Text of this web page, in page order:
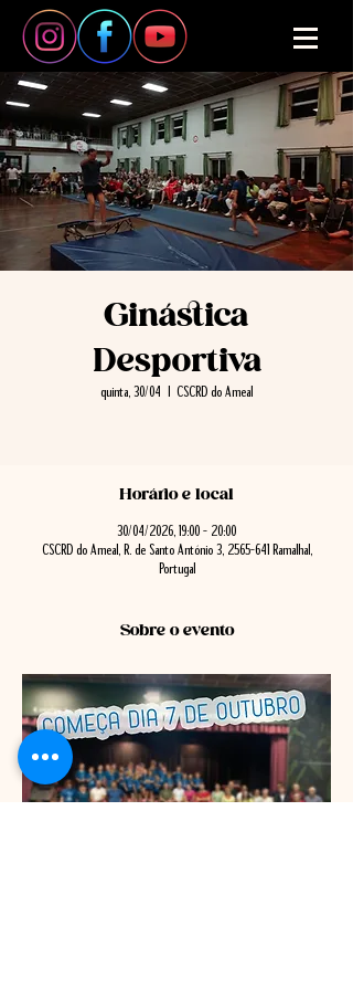
Ginástica
Desportiva
quinta, 30/04 CSCRD do Ameal
Horário e local
30/04/2026, 19:00 – 20:00
CSCRD do Ameal, R. de Santo António 3, 2565-641 Ramalhal,
Portugal
Sobre o evento